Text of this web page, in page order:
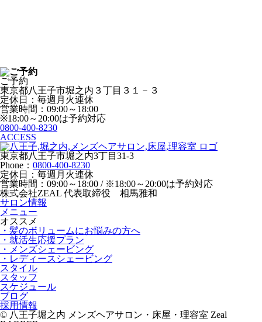
ご予約
東京都八王子市堀之内３丁目３１－３
定休日：毎週月火連休
営業時間：09:00～18:00
※18:00～20:00は予約対応
0800-400-8230
ACCESS
東京都八王子市堀之内3丁目31-3
Phone： 0800-400-8230
定休日：毎週月火連休
営業時間：09:00～18:00 / ※18:00～20:00は予約対応
株式会社ZEAL 代表取締役 相馬雅和
サロン情報
メニュー
オススメ
・髪のボリュームにお悩みの方へ
・就活生応援プラン
・メンズシェービング
・レディースシェービング
スタイル
スタッフ
スケジュール
ブログ
採用情報
© 八王子堀之内 メンズヘアサロン・床屋・理容室 Zeal